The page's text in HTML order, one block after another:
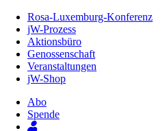
Inhalt
Seite
Rosa-Luxemburg-Konferenz
jW-Prozess
Aktionsbüro
Genossenschaft
Veranstaltungen
jW-Shop
Abo
Spende